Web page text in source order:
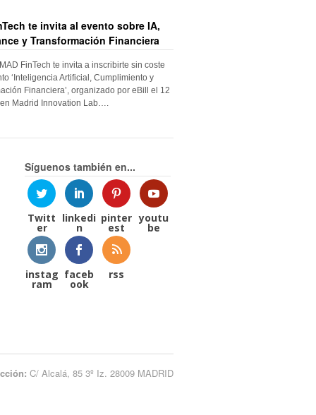
te invita al evento sobre IA,
y Transformación Financiera
FinTech te invita a inscribirte sin coste
‘Inteligencia Artificial, Cumplimiento y
Financiera’, organizado por eBill el 12
Madrid Innovation Lab….
Síguenos también en...
Twitt
er
linkedi
n
pinter
est
youtu
be
instag
ram
faceb
ook
rss
C/ Alcalá, 85 3º Iz. 28009 MADRID